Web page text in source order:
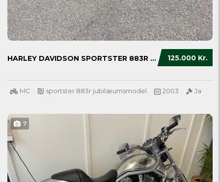
125.000 Kr.
HARLEY DAVIDSON SPORTSTER 883R JUBILÆUMSMODE...
MC sportster 883r jubilæumsmodel 2003 Ja
7